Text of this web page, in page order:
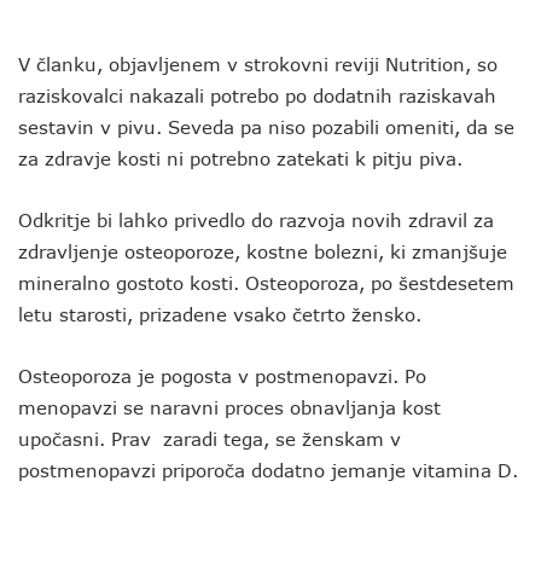
V članku, objavljenem v strokovni reviji Nutrition, so
raziskovalci nakazali potrebo po dodatnih raziskavah
sestavin v pivu. Seveda pa niso pozabili omeniti, da se
za zdravje kosti ni potrebno zatekati k pitju piva.
Odkritje bi lahko privedlo do razvoja novih zdravil za
zdravljenje osteoporoze, kostne bolezni, ki zmanjšuje
mineralno gostoto kosti. Osteoporoza, po šestdesetem
letu starosti, prizadene vsako četrto žensko.
Osteoporoza je pogosta v postmenopavzi. Po
menopavzi se naravni proces obnavljanja kost
upočasni. Prav zaradi tega, se ženskam v
postmenopavzi priporoča dodatno jemanje vitamina D.